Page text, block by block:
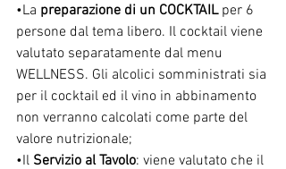
•La preparazione di un COCKTAIL per 6
persone dal tema libero. Il cocktail viene
valutato separatamente dal menu
WELLNESS. Gli alcolici somministrati sia
per il cocktail ed il vino in abbinamento
non verranno calcolati come parte del
valore nutrizionale;
•Il Servizio al Tavolo: viene valutato che il